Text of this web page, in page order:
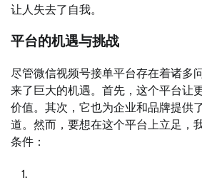
让人失去了自我。
平台的机遇与挑战
尽管微信视频号接单平台存在着诸多
来了巨大的机遇。首先，这个平台让
价值。其次，它也为企业和品牌提供
道。然而，要想在这个平台上立足，
条件：